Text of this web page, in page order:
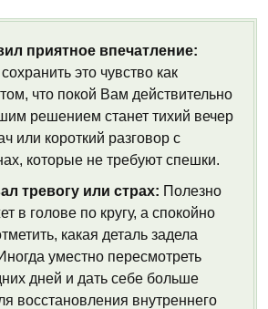
приятное впечатление:
это чувство как
что покой Вам действительно
решением станет тихий вечер
или короткий разговор с
которые не требуют спешки.
тревогу или страх: Полезно
в голове по кругу, а спокойно
какая деталь задела
уместно пересмотреть
дней и дать себе больше
восстановления внутреннего